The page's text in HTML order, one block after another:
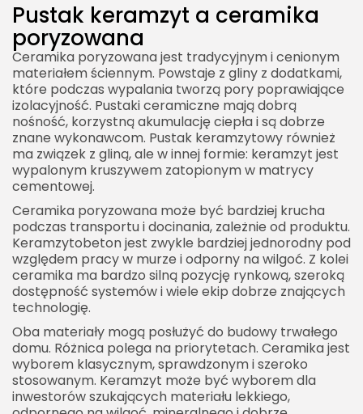
Pustak keramzyt a ceramika
poryzowana
Ceramika poryzowana jest tradycyjnym i cenionym
materiałem ściennym. Powstaje z gliny z dodatkami,
które podczas wypalania tworzą pory poprawiające
izolacyjność. Pustaki ceramiczne mają dobrą
nośność, korzystną akumulację ciepła i są dobrze
znane wykonawcom. Pustak keramzytowy również
ma związek z gliną, ale w innej formie: keramzyt jest
wypalonym kruszywem zatopionym w matrycy
cementowej.
Ceramika poryzowana może być bardziej krucha
podczas transportu i docinania, zależnie od produktu.
Keramzytobeton jest zwykle bardziej jednorodny pod
względem pracy w murze i odporny na wilgoć. Z kolei
ceramika ma bardzo silną pozycję rynkową, szeroką
dostępność systemów i wiele ekip dobrze znających
technologię.
Oba materiały mogą posłużyć do budowy trwałego
domu. Różnica polega na priorytetach. Ceramika jest
wyborem klasycznym, sprawdzonym i szeroko
stosowanym. Keramzyt może być wyborem dla
inwestorów szukających materiału lekkiego,